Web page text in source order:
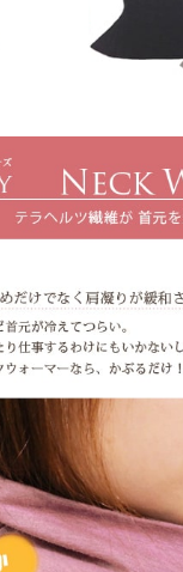
2段折りミドル
楽に開閉できる大きめタ
イズに近く、広い範囲で
麦わら帽子
ロング（Lサイズ）
持たせ、腕回りにはゴム
ウェア
ら生まれた100%遮光ウ
ストール
しをブロック。日傘が差
UVを98%以上カットし
PC用グラス
れる、透明度の高いク
たヘルスサポートシリー